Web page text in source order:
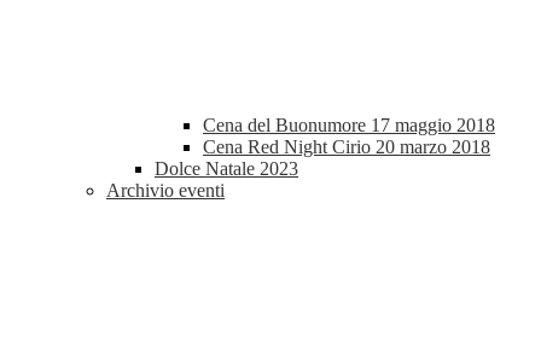
Cena del Buonumore 17 maggio 2018
Cena Red Night Cirio 20 marzo 2018
Dolce Natale 2023
Archivio eventi